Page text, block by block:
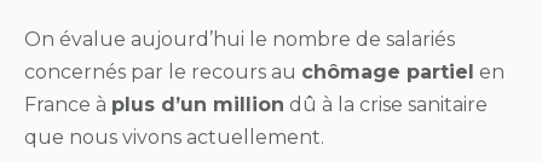
On évalue aujourd’hui le nombre de salariés
concernés par le recours au chômage partiel en
France à plus d’un million dû à la crise sanitaire
que nous vivons actuellement.